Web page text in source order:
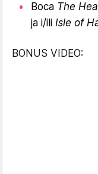
Boca The
ja i/ili Isle of
BONUS VIDEO: